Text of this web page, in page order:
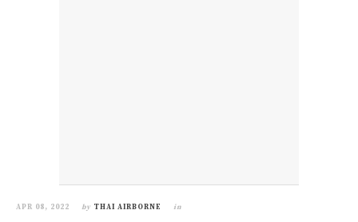
APR 08, 2022 by THAI AIRBORNE in